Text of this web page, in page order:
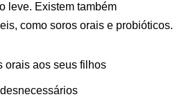
leve. Existem também
como soros orais e probióticos.
orais aos seus filhos